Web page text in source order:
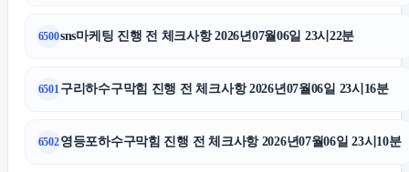
6500sns마케팅 진행 전 체크사항 2026년07월06일 23시22분
6501 구리하수구막힘 진행 전 체크사항 2026년07월06일 23시16분
6502영등포하수구막힘 진행 전 체크사항 2026년07월06일 23시10분